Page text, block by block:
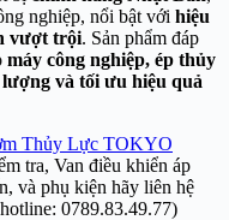
nghiệp, nổi bật với hiệu
vượt trội. Sản phẩm đáp
máy công nghiệp, ép thủy
và tối ưu hiệu quả
Thủy Lực TOKYO
tra, Van điều khiển áp
và phụ kiện hãy liên hệ
0789.83.49.77)